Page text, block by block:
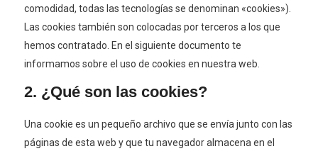
comodidad, todas las tecnologías se denominan «cookies»).
Las cookies también son colocadas por terceros a los que
hemos contratado. En el siguiente documento te
informamos sobre el uso de cookies en nuestra web.
2. ¿Qué son las cookies?
Una cookie es un pequeño archivo que se envía junto con las
páginas de esta web y que tu navegador almacena en el